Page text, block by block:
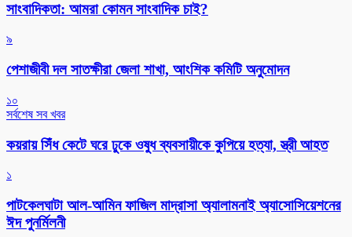
সাংবাদিকতা: আমরা কোমন সাংবাদিক চাই?
৯
পেশাজীবী দল সাতক্ষীরা জেলা শাখা, আংশিক কমিটি অনুমোদন
১০
সর্বশেষ সব খবর
কয়রায় সিঁধ কেটে ঘরে ঢুকে ওষুধ ব্যবসায়ীকে কুপিয়ে হত্যা, স্ত্রী আহত
১
পাটকেলঘাটা আল-আমিন ফাজিল মাদ্রাসা অ্যালামনাই অ্যাসোসিয়েশনের
ঈদ পুনর্মিলনী